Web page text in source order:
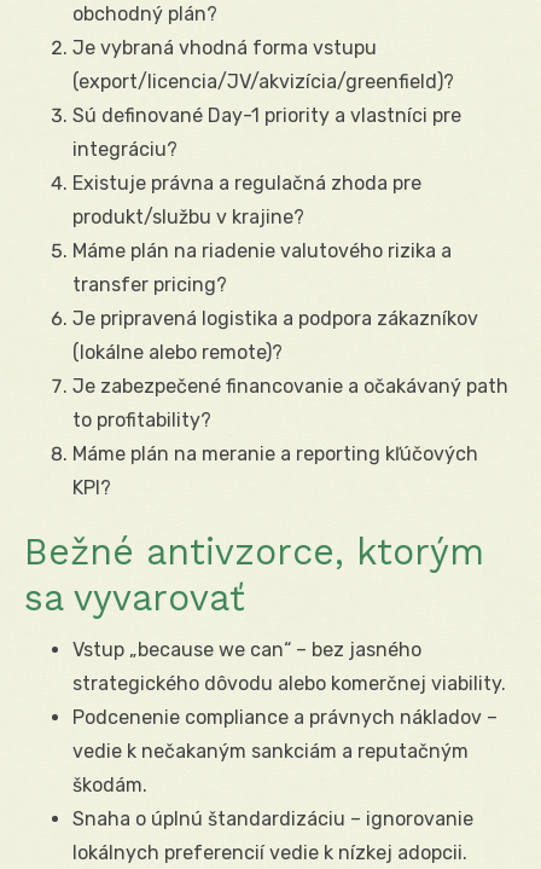
obchodný plán?
Je vybraná vhodná forma vstupu
(export/licencia/JV/akvizícia/greenfield)?
Sú definované Day-1 priority a vlastníci pre
integráciu?
Existuje právna a regulačná zhoda pre
produkt/službu v krajine?
Máme plán na riadenie valutového rizika a
transfer pricing?
Je pripravená logistika a podpora zákazníkov
(lokálne alebo remote)?
Je zabezpečené financovanie a očakávaný path
to profitability?
Máme plán na meranie a reporting kľúčových
KPI?
Bežné antivzorce, ktorým
sa vyvarovať
Vstup „because we can“ – bez jasného
strategického dôvodu alebo komerčnej viability.
Podcenenie compliance a právnych nákladov –
vedie k nečakaným sankciám a reputačným
škodám.
Snaha o úplnú štandardizáciu – ignorovanie
lokálnych preferencií vedie k nízkej adopcii.